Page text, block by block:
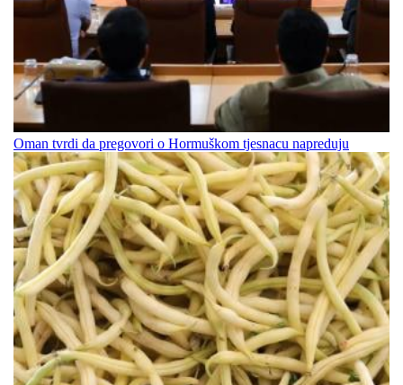
Oman tvrdi da pregovori o Hormuškom tjesnacu napreduju